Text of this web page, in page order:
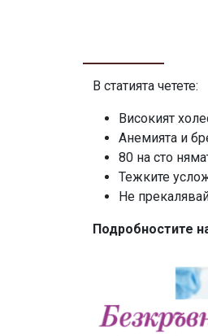
В статията четете:
Високият
Анемията и
80 на сто
Тежките
Не
Подробностите